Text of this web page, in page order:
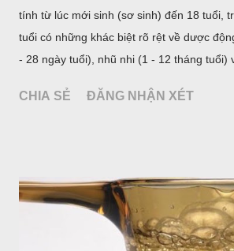
tính từ lúc mới sinh (sơ sinh) đến 18 tuổi,
tuổi có những khác biệt rõ rệt về dược
- 28 ngày tuổi), nhũ nhi (1 - 12 tháng tuổi)
nhóm: Nhóm trước tuổi đi học từ 1 - 5 tuổi
đổi về mặt sinh học qua từng giai đoạn và
việc lựa chọn và sử dụng thuốc trong nhi
CHIA SẺ ĐĂNG NHẬN XÉT